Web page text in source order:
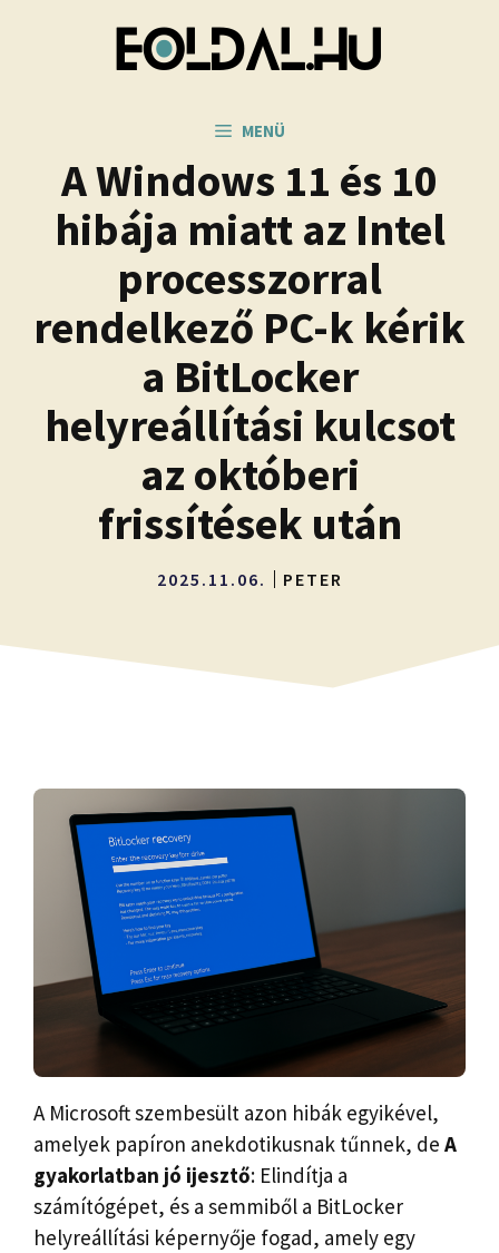
MENÜ
A Windows 11 és 10
hibája miatt az Intel
processzorral
rendelkező PC-k kérik
a BitLocker
helyreállítási kulcsot
az októberi
frissítések után
2025.11.06. PETER
A Microsoft szembesült azon hibák egyikével,
amelyek papíron anekdotikusnak tűnnek, de A
gyakorlatban jó ijesztő: Elindítja a
számítógépet, és a semmiből a BitLocker
helyreállítási képernyője fogad, amely egy